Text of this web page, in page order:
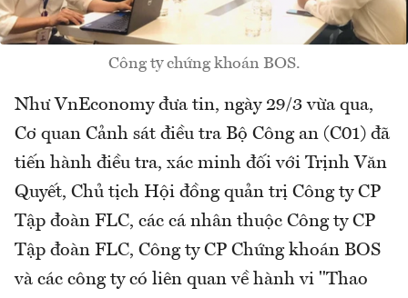
Công ty chứng khoán BOS.
Như VnEconomy đưa tin, ngày 29/3 vừa qua,
Cơ quan Cảnh sát điều tra Bộ Công an (C01) đã
tiến hành điều tra, xác minh đối với Trịnh Văn
Quyết, Chủ tịch Hội đồng quản trị Công ty CP
Tập đoàn FLC, các cá nhân thuộc Công ty CP
Tập đoàn FLC, Công ty CP Chứng khoán BOS
và các công ty có liên quan về hành vi "Thao